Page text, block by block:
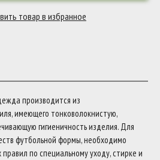
производится из
имеющего тонковолокнистую,
гигиеничность изделия. Для
футбольной формы, необходимо
по специальному уходу, стирке и